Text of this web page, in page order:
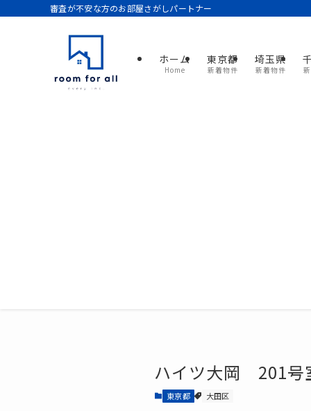
審査が不安な方のお部屋さがしパートナー
ホーム
Home
東京都
新着物件
埼玉県
新着物件
ハイツ大岡 201号
東京都 大田区